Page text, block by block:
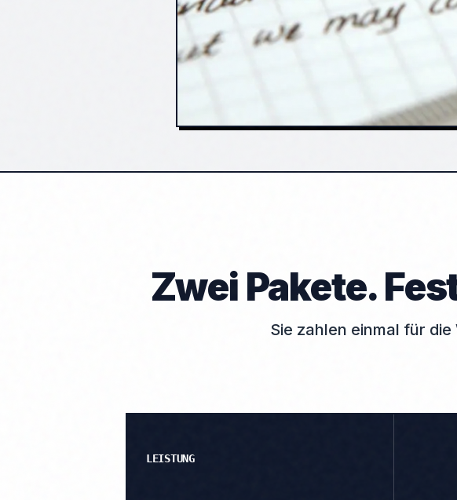
Zwei Pakete.
Sie zahlen einmal für
LEISTUNG